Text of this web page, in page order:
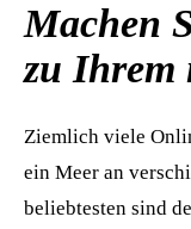
Machen
zu Ihrem
Ziemlich viele
ein Meer an
beliebtesten sind